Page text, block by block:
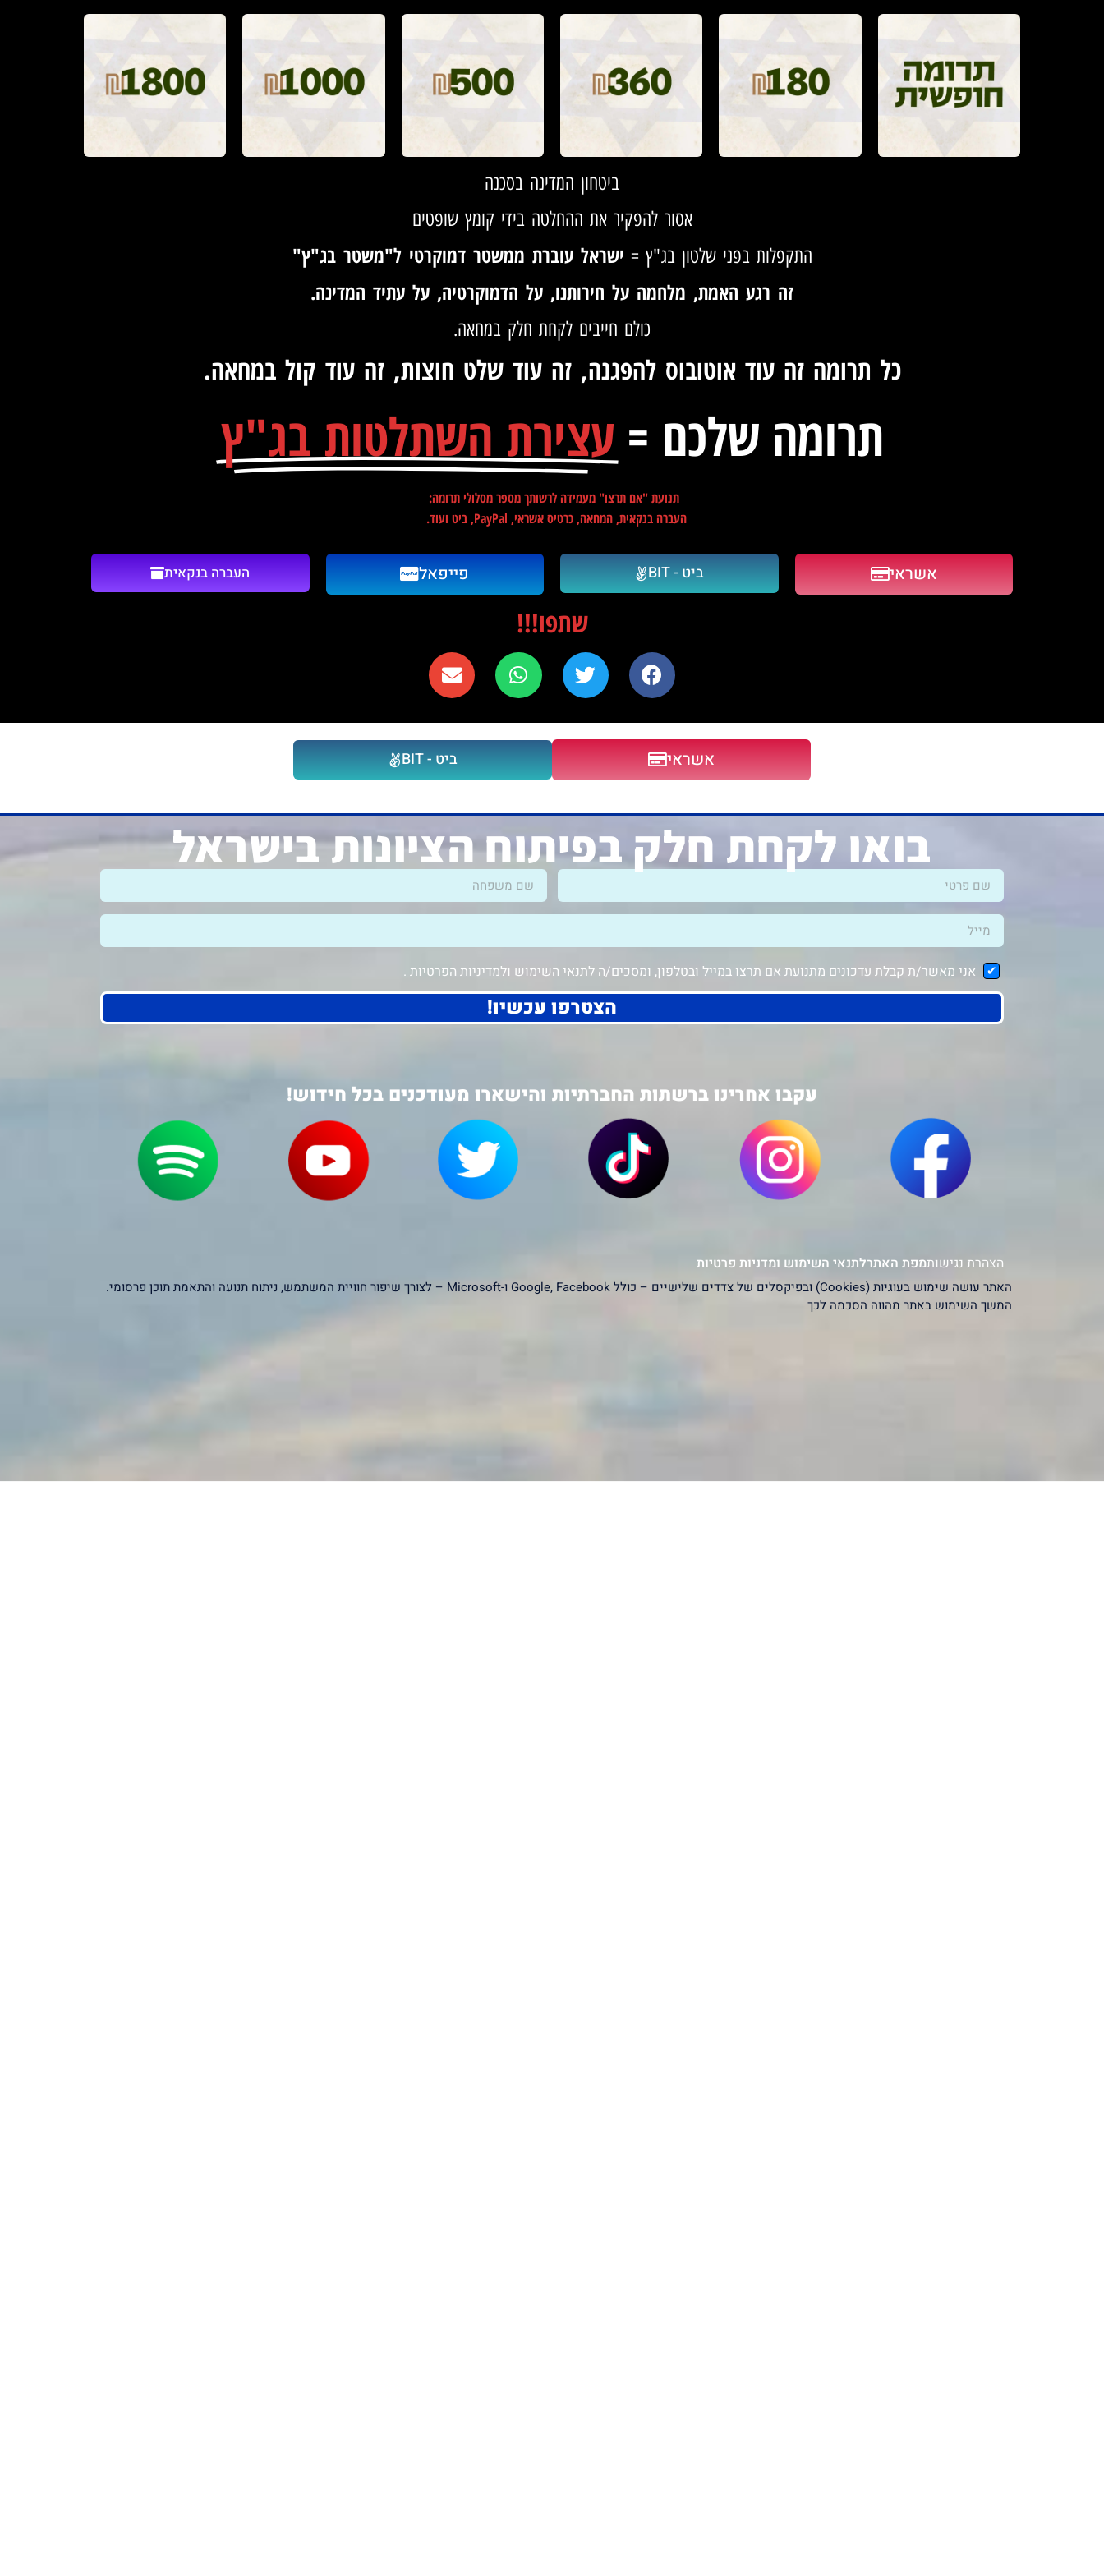
ביטחון המדינה בסכנה
אסור להפקיר את ההחלטה בידי קומץ שופטים
התקפלות בפני שלטון בג"ץ = ישראל עוברת ממשטר דמוקרטי ל"משטר בג"ץ"
זה רגע האמת, מלחמה על חירותנו, על הדמוקרטיה, על עתיד המדינה.
כולם חייבים לקחת חלק במחאה.
כל תרומה זה עוד אוטובוס להפגנה, זה עוד שלט חוצות, זה עוד קול במחאה.
תרומה שלכם = עצירת השתלטות בג"ץ
תנועת "אם תרצו" מעמידה לרשותך מספר מסלולי תרומה:
העברה בנקאית, המחאה, כרטיס אשראי, PayPal, ביט ועוד.
אשראי ביט - BIT פייפאל העברה בנקאית
שתפו!!!
אשראי ביט - BIT
בואו לקחת חלק בפיתוח הציונות בישראל
אני מאשר/ת קבלת עדכונים מתנועת אם תרצו במייל ובטלפון, ומסכים/ה לתנאי השימוש ולמדיניות הפרטיות .
הצטרפו עכשיו!
עקבו אחרינו ברשתות החברתיות והישארו מעודכנים בכל חידוש!
הצהרת נגישותמפת האתרלתנאי השימוש ומדניות פרטיות
האתר עושה שימוש בעוגיות (Cookies) ובפיקסלים של צדדים שלישיים – כולל Google, Facebook ו-Microsoft – לצורך שיפור חוויית המשתמש, ניתוח תנועה והתאמת תוכן פרסומי.
המשך השימוש באתר מהווה הסכמה לכך